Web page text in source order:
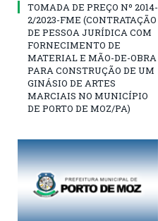
TOMADA DE PREÇO Nº 2014-
2/2023-FME (CONTRATAÇÃO
DE PESSOA JURÍDICA COM
FORNECIMENTO DE
MATERIAL E MÃO-DE-OBRA
PARA CONSTRUÇÃO DE UM
GINÁSIO DE ARTES
MARCIAIS NO MUNICÍPIO
DE PORTO DE MOZ/PA)